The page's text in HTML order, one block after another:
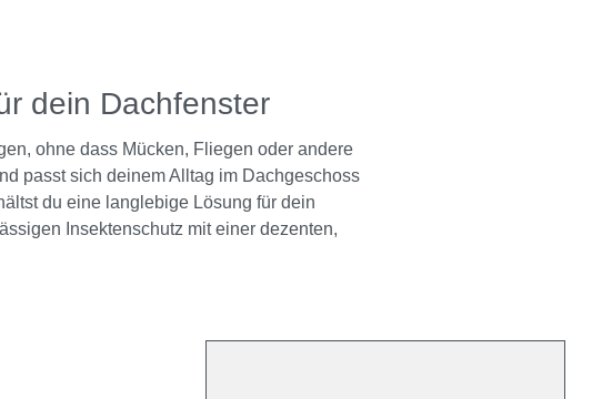
dein Dachfenster
ohne dass Mücken, Fliegen oder andere
passt sich deinem Alltag im Dachgeschoss
du eine langlebige Lösung für dein
Insektenschutz mit einer dezenten,